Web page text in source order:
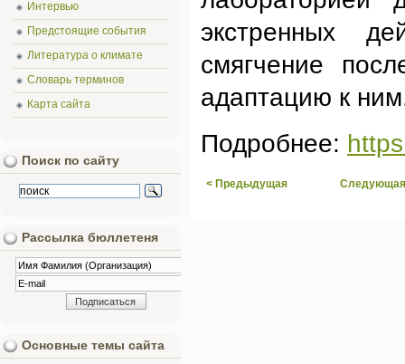
экстренных
смягчение
адаптацию к
Подробнее:
< Предыдущая
Интервью
Предстоящие события
Литература о климате
Словарь терминов
Карта сайта
Поиск по сайту
Рассылка бюллетеня
Основные темы сайта